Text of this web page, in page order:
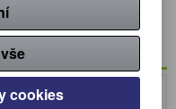
cookies